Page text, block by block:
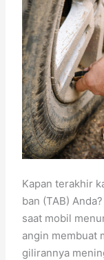
Kapan terakhir
ban (TAB)
saat mobil
angin membuat
gilirannya